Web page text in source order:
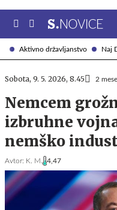
Aktivno državljanstvo Naj
Sobota, 9. 5. 2026, 8.45 2
Nemcem
izbruhne
nemško
Avtor: K. M. 4,47